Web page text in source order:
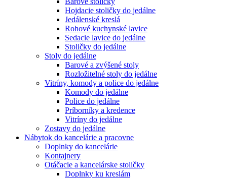
Hojdacie stoličky do jedálne
Jedálenské kreslá
Rohové kuchynské lavice
Sedacie lavice do jedálne
Stoličky do jedálne
Stoly do jedálne
Barové a zvýšené stoly
Rozložitelné stoly do jedálne
Vitríny, komody a police do jedálne
Komody do jedálne
Police do jedálne
Príborníky a kredence
Vitríny do jedálne
Zostavy do jedálne
Nábytok do kancelárie a pracovne
Doplnky do kancelárie
Kontajnery
Otáčacie a kancelárske stoličky
Doplnky ku kreslám